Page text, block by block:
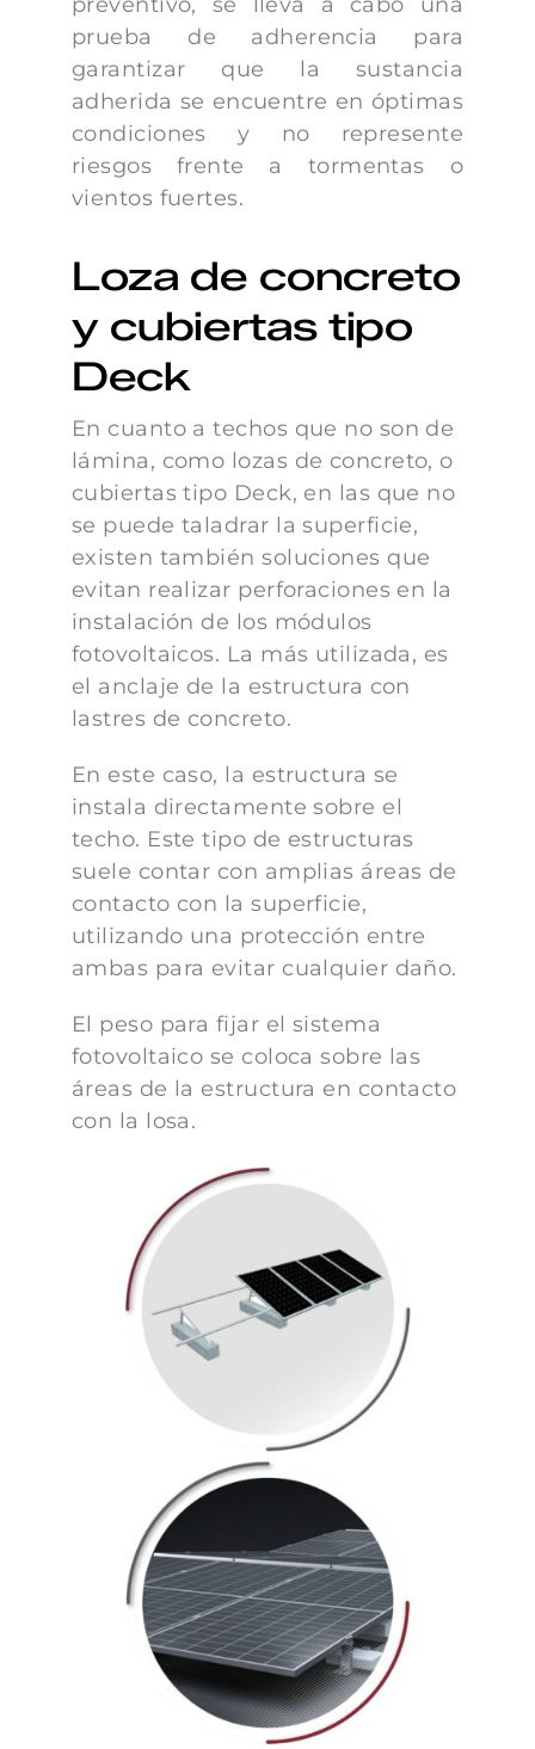
prueba de adherencia para
garantizar que la sustancia
adherida se encuentre en óptimas
condiciones y no represente
riesgos frente a tormentas o
vientos fuertes.
Loza de concreto
y cubiertas tipo
Deck
En cuanto a techos que no son de
lámina, como lozas de concreto, o
cubiertas tipo Deck, en las que no
se puede taladrar la superficie,
existen también soluciones que
evitan realizar perforaciones en la
instalación de los módulos
fotovoltaicos. La más utilizada, es
el anclaje de la estructura con
lastres de concreto.
En este caso, la estructura se
instala directamente sobre el
techo. Este tipo de estructuras
suele contar con amplias áreas de
contacto con la superficie,
utilizando una protección entre
ambas para evitar cualquier daño.
El peso para fijar el sistema
fotovoltaico se coloca sobre las
áreas de la estructura en contacto
con la losa.